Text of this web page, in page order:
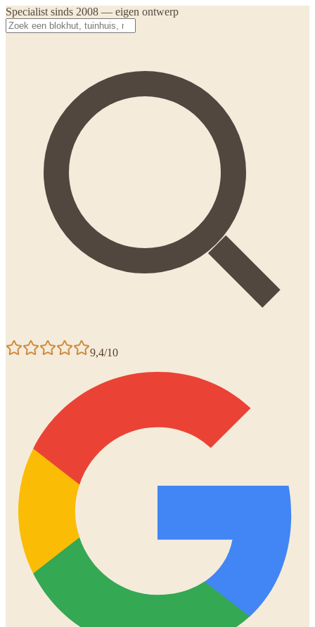
Specialist sinds 2008 — eigen ontwerp
9,4/10